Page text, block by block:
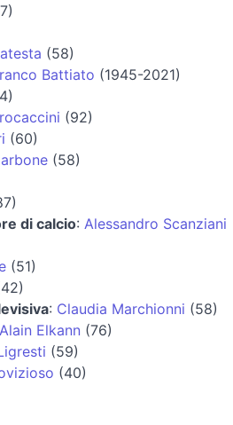
(58)
Battiato (1945-2021)
(92)
(60)
(58)
di calcio: Alessandro Scanziani
(51)
: Claudia Marchionni (58)
Alain Elkann (76)
(59)
(40)